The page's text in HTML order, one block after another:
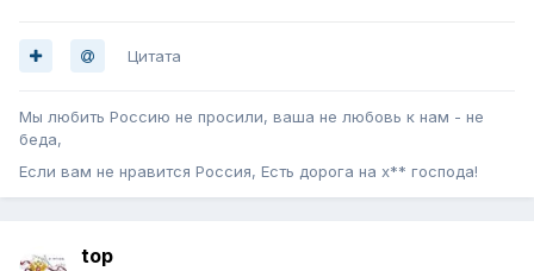
Цитата
Мы любить Россию не просили, ваша не любовь к нам - не
беда,
Если вам не нравится Россия, Есть дорога на х** господа!
top